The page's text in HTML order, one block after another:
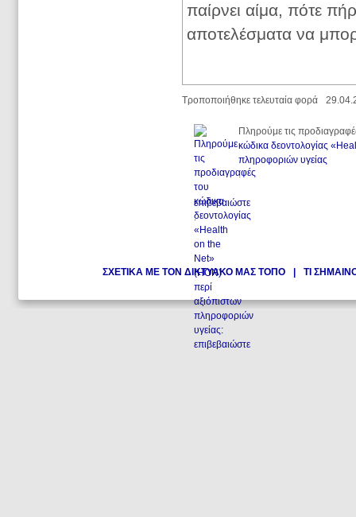
παίρνει αίμα, πότε
αποτελέσματα να
Τροποποιήθηκε τελευταία φορά
Πληρούμε τις
κώδικα δεοντολογίας
πληροφοριών υγείας
.
επιβεβαιώστε
.
ΣΧΕΤΙΚΑ ΜΕ ΤΟΝ ΔΙΚΤΥΑΚΟ ΜΑΣ ΤΟΠΟ ΤΙ